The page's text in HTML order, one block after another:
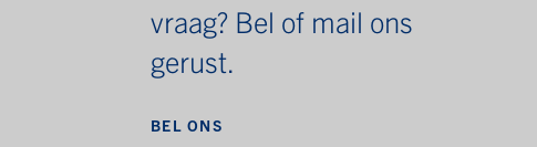
vraag? Bel of mail ons
gerust.
BEL ONS